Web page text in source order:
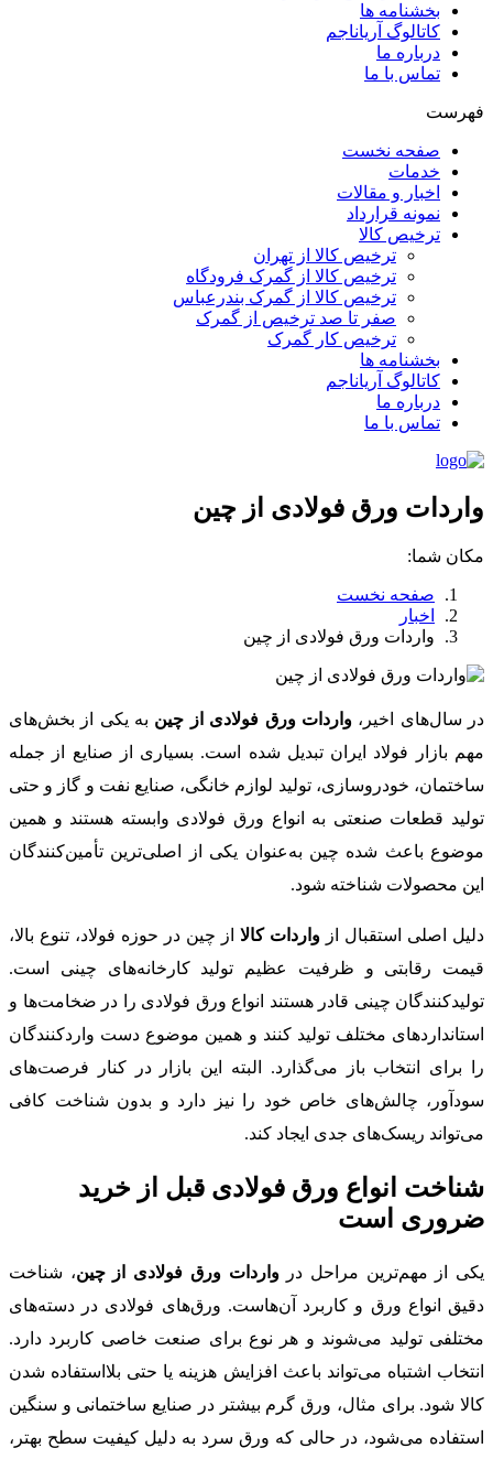
بخشنامه ها
کاتالوگ آریاناجم
درباره ما
تماس با ما
فهرست
صفحه نخست
خدمات
اخبار و مقالات
نمونه قرارداد
ترخیص کالا
ترخیص کالا از تهران
ترخیص کالا از گمرک فرودگاه
ترخیص کالا از گمرک بندرعباس
صفر تا صد ترخیص از گمرک
ترخیص کار گمرک
بخشنامه ها
کاتالوگ آریاناجم
درباره ما
تماس با ما
واردات ورق فولادی از چین
مکان شما:
صفحه نخست
اخبار
واردات ورق فولادی از چین
در سال‌های اخیر،واردات ورق فولادی از چین به یکی از بخش‌های
مهم بازار فولاد ایران تبدیل شده است. بسیاری از صنایع از جمله
ساختمان، خودروسازی، تولید لوازم خانگی، صنایع نفت و گاز و حتی
تولید قطعات صنعتی به انواع ورق فولادی وابسته هستند و همین
موضوع باعث شده چین به‌عنوان یکی از اصلی‌ترین تأمین‌کنندگان
این محصولات شناخته شود.
دلیل اصلی استقبال از واردات کالا از چین در حوزه فولاد، تنوع بالا،
قیمت رقابتی و ظرفیت عظیم تولید کارخانه‌های چینی است.
تولیدکنندگان چینی قادر هستند انواع ورق فولادی را در ضخامت‌ها و
استانداردهای مختلف تولید کنند و همین موضوع دست واردکنندگان
را برای انتخاب باز می‌گذارد. البته این بازار در کنار فرصت‌های
سودآور، چالش‌های خاص خود را نیز دارد و بدون شناخت کافی
می‌تواند ریسک‌های جدی ایجاد کند.
شناخت انواع ورق فولادی قبل از خرید
ضروری است
یکی از مهم‌ترین مراحل درواردات ورق فولادی از چین، شناخت
دقیق انواع ورق و کاربرد آن‌هاست. ورق‌های فولادی در دسته‌های
مختلفی تولید می‌شوند و هر نوع برای صنعت خاصی کاربرد دارد.
انتخاب اشتباه می‌تواند باعث افزایش هزینه یا حتی بلااستفاده شدن
کالا شود. برای مثال، ورق گرم بیشتر در صنایع ساختمانی و سنگین
استفاده می‌شود، در حالی که ورق سرد به دلیل کیفیت سطح بهتر،